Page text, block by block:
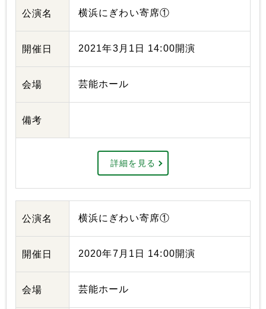
公演名 横浜にぎわい寄席①
開催日 2021年3月1日 14:00開演
会場 芸能ホール
備考
詳細を見る
公演名 横浜にぎわい寄席①
開催日 2020年7月1日 14:00開演
会場 芸能ホール